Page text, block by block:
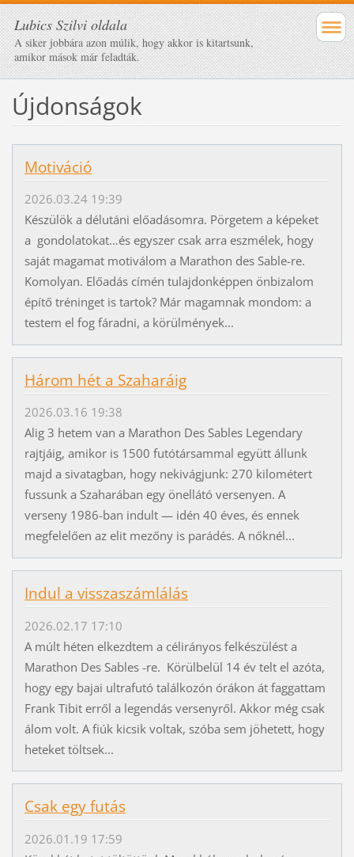
Lubics Szilvi oldala
A siker jobbára azon múlik, hogy akkor is kitartsunk,
amikor mások már feladták.
Újdonságok
Motiváció
2026.03.24 19:39
Készülök a délutáni előadásomra. Pörgetem a képeket
a gondolatokat…és egyszer csak arra eszmélek, hogy
saját magamat motiválom a Marathon des Sable-re.
Komolyan. Előadás címén tulajdonképpen önbizalom
építő tréninget is tartok? Már magamnak mondom: a
testem el fog fáradni, a körülmények...
Három hét a Szaharáig
2026.03.16 19:38
Alig 3 hetem van a Marathon Des Sables Legendary
rajtjáig, amikor is 1500 futótársammal együtt állunk
majd a sivatagban, hogy nekivágjunk: 270 kilométert
fussunk a Szaharában egy önellátó versenyen. A
verseny 1986-ban indult — idén 40 éves, és ennek
megfelelően az elit mezőny is parádés. A nőknél...
Indul a visszaszámlálás
2026.02.17 17:10
A múlt héten elkezdtem a célirányos felkészülést a
Marathon Des Sables -re. Körülbelül 14 év telt el azóta,
hogy egy bajai ultrafutó találkozón órákon át faggattam
Frank Tibit erről a legendás versenyről. Akkor még csak
álom volt. A fiúk kicsik voltak, szóba sem jöhetett, hogy
heteket töltsek...
Csak egy futás
2026.01.19 17:59